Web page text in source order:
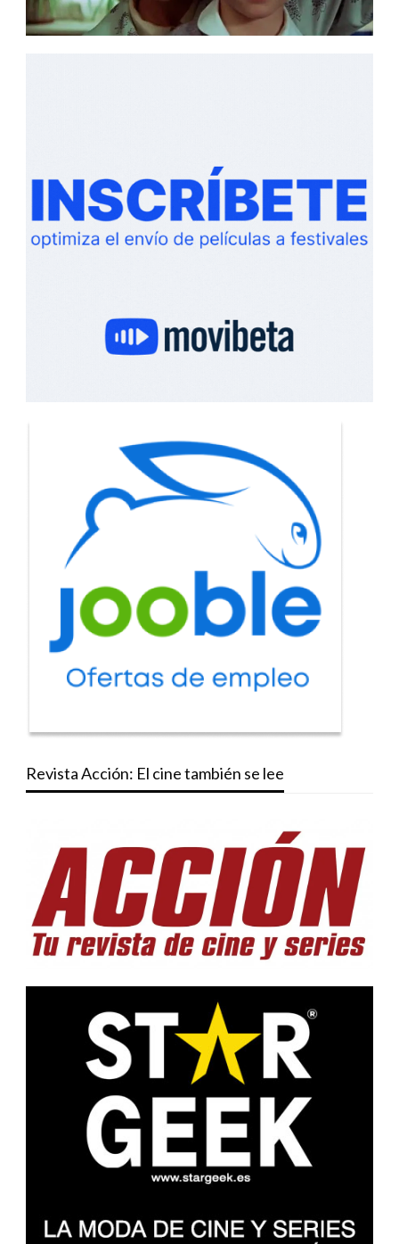
Revista Acción: El cine también se lee